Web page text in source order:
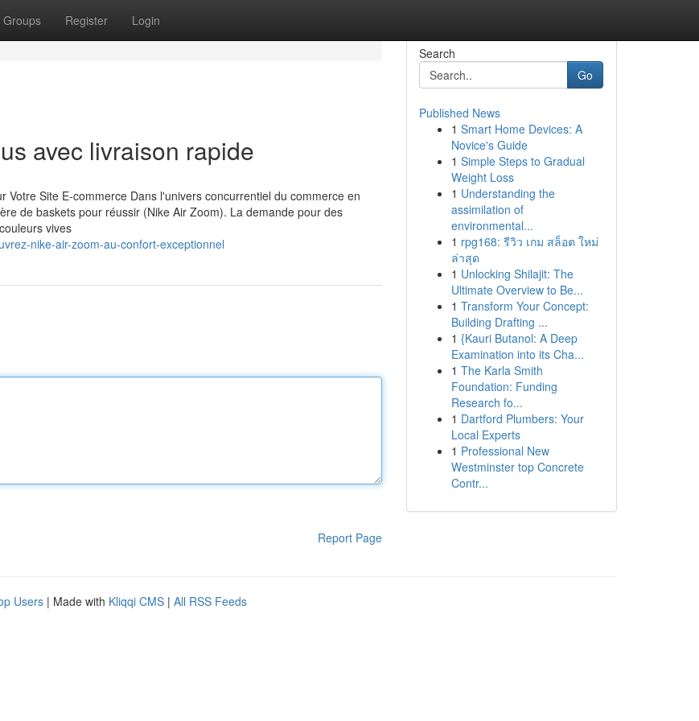
Groups Register Login
avec livraison rapide
Site E-commerce Dans l'univers concurrentiel du commerce en
de baskets pour réussir (Nike Air Zoom). La demande pour des
vives
nike-air-zoom-au-confort-exceptionnel
Report Page
Search
Go
Published News
1 Smart Home Devices: A
Novice's Guide
1 Simple Steps to Gradual
Weight Loss
1 Understanding the
assimilation of
environmental...
1 rpg168: รีวิว เกม สล็อต ใหม่
ล่าสุด
1 Unlocking Shilajit: The
Ultimate Overview to Be...
1 Transform Your Concept:
Building Drafting ...
1 {Kauri Butanol: A Deep
Examination into its Cha...
1 The Karla Smith
Foundation: Funding
Research fo...
1 Dartford Plumbers: Your
Local Experts
1 Professional New
Westminster top Concrete
Contr...
Users | Made with Kliqqi CMS | All RSS Feeds